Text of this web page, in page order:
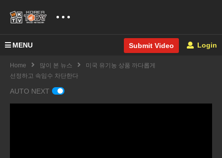
MENU Submit Video Login
Home 많이 본 뉴스
미국 유기농 상품 까다롭게
선정하고 속임수 차단한다
AUTO NEXT